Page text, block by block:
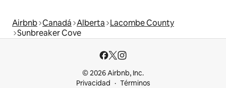
Airbnb Canadá Alberta Lacombe County
Sunbreaker Cove
© 2026 Airbnb, Inc.
Privacidad
Términos